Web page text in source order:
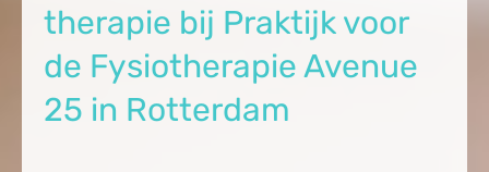
therapie bij Praktijk voor
de Fysiotherapie Avenue
25 in Rotterdam